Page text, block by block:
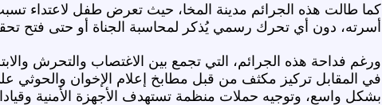
كما طالت هذه الجرائم مدينة المخا، حيث تعرض طفل لاعتداء
أسرته، دون أي تحرك رسمي يُذكر لمحاسبة الجناة أو حتى فتح
ورغم فداحة هذه الجرائم، التي تجمع بين الاغتصاب والتحرش
في المقابل تركيز مكثف من قبل مطابخ إعلام الإخوان
بشكل واسع، وتوجيه حملات منظمة تستهدف الأجهزة الأمنية